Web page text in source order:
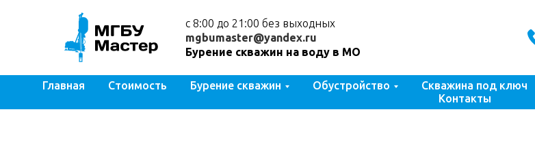
с 8:00 до 21:00 без выходных
mgbumaster@yandex.ru
Бурение скважин на воду в МО
Главная Стоимость Бурение скважин Обустройство Скважина под ключ
Контакты